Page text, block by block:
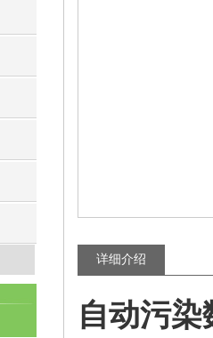
详细介绍
自动污